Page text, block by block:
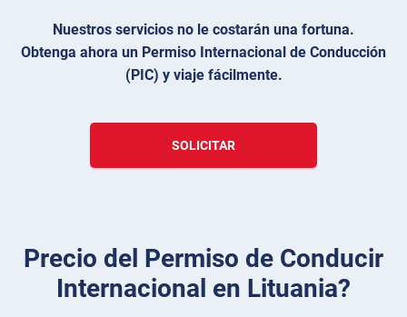
Nuestros servicios no le costarán una fortuna.
Obtenga ahora un Permiso Internacional de Conducción
(PIC) y viaje fácilmente.
SOLICITAR
Precio del Permiso de Conducir
Internacional en Lituania?